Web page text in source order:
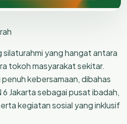
silaturahmi yang hangat antara
tokoh masyarakat sekitar.
kebersamaan, dibahas
Jakarta sebagai pusat ibadah,
kegiatan sosial yang inklusif